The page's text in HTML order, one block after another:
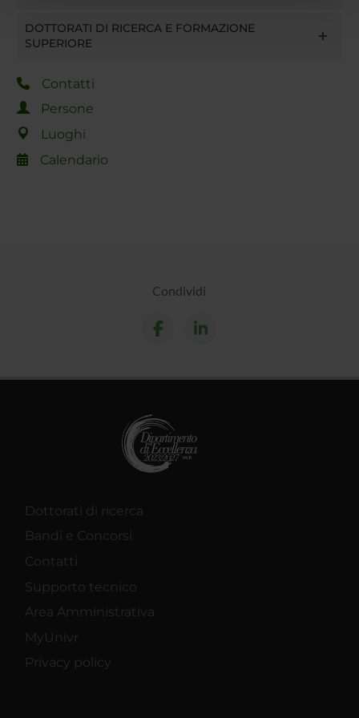
con altre informazioni che hai fornito loro o che hanno
raccolto dal tuo utilizzo dei loro servizi.
DOTTORATI DI RICERCA E FORMAZIONE
SUPERIORE
Contatti
Persone
Luoghi
Calendario
Condividi
Dottorati di ricerca
Bandi e Concorsi
Contatti
Supporto tecnico
Area Amministrativa
MyUnivr
Privacy policy